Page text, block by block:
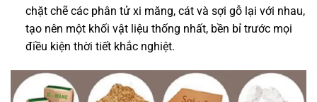
chặt chẽ các phân tử xi măng, cát và sợi gỗ lại với nhau,
tạo nên một khối vật liệu thống nhất, bền bỉ trước mọi
điều kiện thời tiết khắc nghiệt.